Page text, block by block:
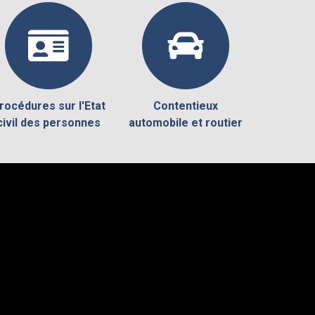
sur l'Etat
des personnes
Contentieux
automobile et routier